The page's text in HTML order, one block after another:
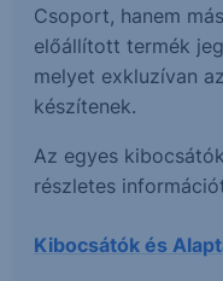
Csoport, hanem
előállított termék
melyet exkluzívan
készítenek.
Az egyes
részletes
Kibocsátók és